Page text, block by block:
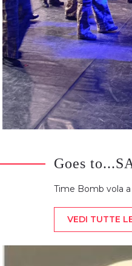
Goes
Time Bomb vola
VEDI TUTTE